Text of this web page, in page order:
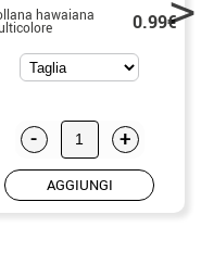
hawaiana 0.99€
- +
AGGIUNGI